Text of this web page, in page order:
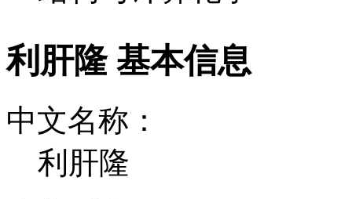
利肝隆 基本信息
中文名称：
利肝隆